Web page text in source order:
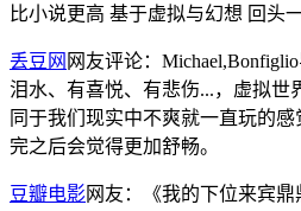
比小说更高 基于虚拟与幻想 回头
丢豆网 网友评论：
泪水、有喜悦、有悲伤...，虚拟世
同于我们现实中不爽就一直玩的
完之后会觉得更加舒畅。
豆瓣电影网友：《我的下位来宾